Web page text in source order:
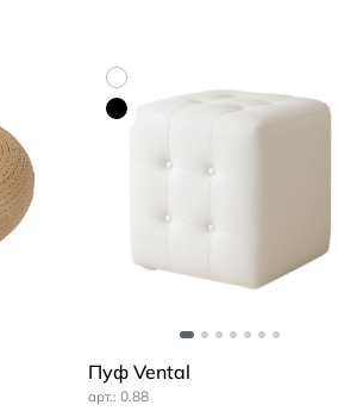
Пуф Vental
0.88